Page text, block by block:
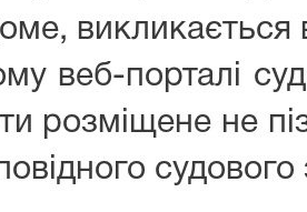
веб-порталі
розміщене не
судового